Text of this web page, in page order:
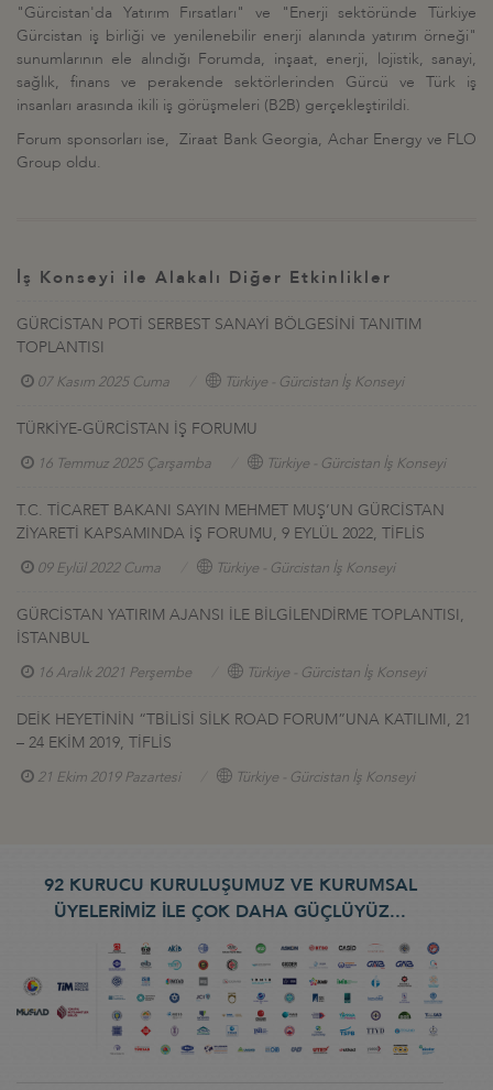
"Gürcistan'da Yatırım Fırsatları" ve "Enerji sektöründe Türkiye
Gürcistan iş birliği ve yenilenebilir enerji alanında yatırım örneği"
sunumlarının ele alındığı Forumda, inşaat, enerji, lojistik, sanayi,
sağlık, finans ve perakende sektörlerinden Gürcü ve Türk iş
insanları arasında ikili iş görüşmeleri (B2B) gerçekleştirildi.
Forum sponsorları ise, Ziraat Bank Georgia, Achar Energy ve FLO
Group oldu.
İş Konseyi ile Alakalı Diğer Etkinlikler
GÜRCİSTAN POTİ SERBEST SANAYİ BÖLGESİNİ TANITIM
TOPLANTISI
07 Kasım 2025 Cuma Türkiye - Gürcistan İş Konseyi
TÜRKİYE-GÜRCİSTAN İŞ FORUMU
16 Temmuz 2025 Çarşamba Türkiye - Gürcistan İş Konseyi
T.C. TİCARET BAKANI SAYIN MEHMET MUŞ’UN GÜRCİSTAN
ZİYARETİ KAPSAMINDA İŞ FORUMU, 9 EYLÜL 2022, TİFLİS
09 Eylül 2022 Cuma Türkiye - Gürcistan İş Konseyi
GÜRCİSTAN YATIRIM AJANSI İLE BİLGİLENDİRME TOPLANTISI,
İSTANBUL
16 Aralık 2021 Perşembe Türkiye - Gürcistan İş Konseyi
DEİK HEYETİNİN “TBİLİSİ SİLK ROAD FORUM”UNA KATILIMI, 21
– 24 EKİM 2019, TİFLİS
21 Ekim 2019 Pazartesi Türkiye - Gürcistan İş Konseyi
92 KURUCU KURULUŞUMUZ VE KURUMSAL
ÜYELERİMİZ İLE ÇOK DAHA GÜÇLÜYÜZ...